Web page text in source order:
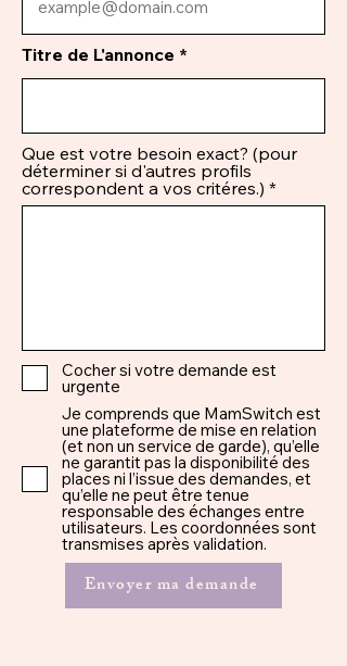
Titre de L'annonce
Que est votre besoin exact? (pour
déterminer si d'autres profils
correspondent a vos critéres.)
Cocher si votre demande est
urgente
Je comprends que MamSwitch est
une plateforme de mise en relation
(et non un service de garde), qu’elle
ne garantit pas la disponibilité des
places ni l’issue des demandes, et
qu’elle ne peut être tenue
responsable des échanges entre
utilisateurs. Les coordonnées sont
transmises après validation.
Envoyer ma demande